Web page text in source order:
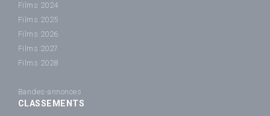
Films 2024
Films 2025
Films 2026
Films 2027
Films 2028
Bandes-annonces
CLASSEMENTS